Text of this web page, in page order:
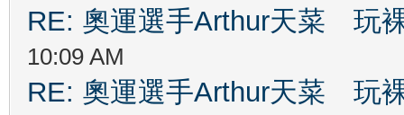
RE: 奧運選手Arthur天菜 玩
10:09 AM
RE: 奧運選手Arthur天菜 玩